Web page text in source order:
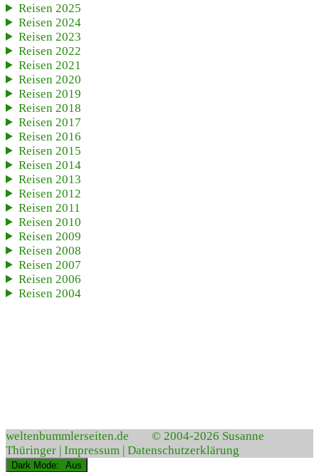
Reisen 2025
Reisen 2024
Reisen 2023
Reisen 2022
Reisen 2021
Reisen 2020
Reisen 2019
Reisen 2018
Reisen 2017
Reisen 2016
Reisen 2015
Reisen 2014
Reisen 2013
Reisen 2012
Reisen 2011
Reisen 2010
Reisen 2009
Reisen 2008
Reisen 2007
Reisen 2006
Reisen 2004
weltenbummlerseiten.de
© 2004-2026 Susanne
Thüringer | Impressum | Datenschutzerklärung
Dark Mode: